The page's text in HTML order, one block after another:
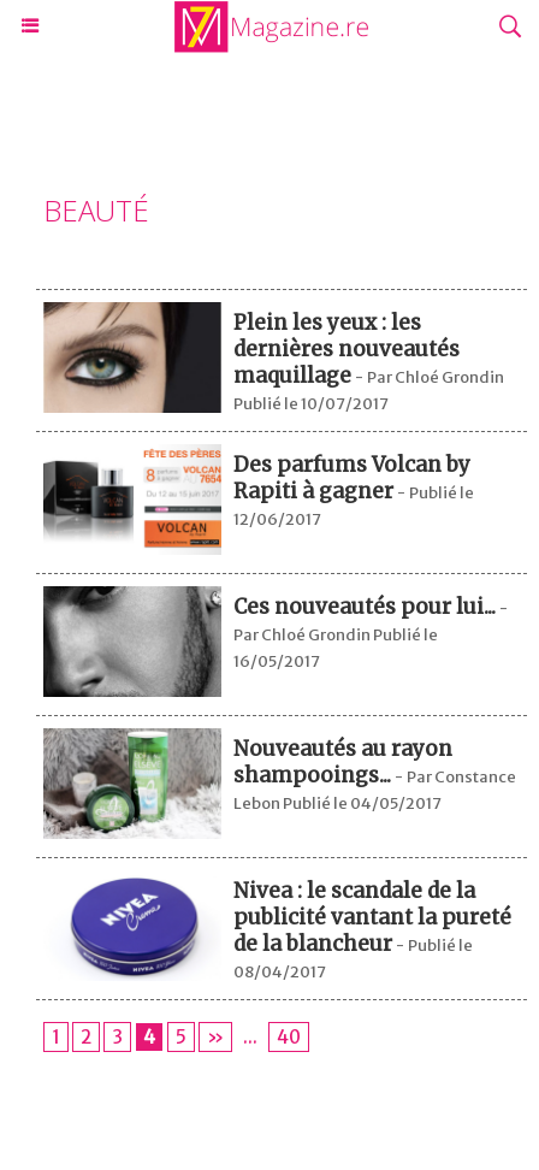
BEAUTÉ
Plein les yeux : les
dernières nouveautés
maquillage - Par Chloé Grondin
Publié le 10/07/2017
Des parfums Volcan by
Rapiti à gagner - Publié le
12/06/2017
Ces nouveautés pour lui... -
Par Chloé Grondin Publié le
16/05/2017
Nouveautés au rayon
shampooings... - Par Constance
Lebon Publié le 04/05/2017
Nivea : le scandale de la
publicité vantant la pureté
de la blancheur - Publié le
08/04/2017
1 2 3 4 5 » ... 40